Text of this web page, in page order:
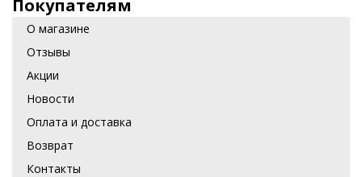
Покупателям
О магазине
Отзывы
Акции
Новости
Оплата и доставка
Возврат
Контакты